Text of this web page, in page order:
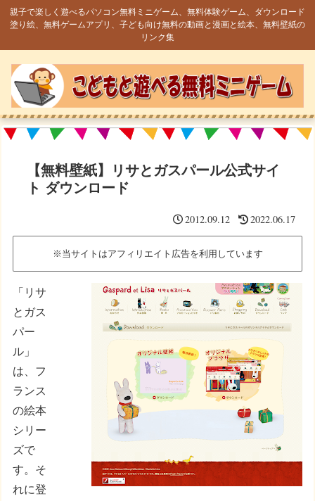
親子で楽しく遊べるパソコン無料ミニゲーム、無料体験ゲーム、ダウンロード
塗り絵、無料ゲームアプリ、子ども向け無料の動画と漫画と絵本、無料壁紙の
リンク集
【無料壁紙】リサとガスパール公式サイ
ト ダウンロード
2012.09.12 2022.06.17
※当サイトはアフィリエイト広告を利用しています
「リサ
とガス
パー
ル」
は、フ
ランス
の絵本
シリー
ズで
す。そ
れに登